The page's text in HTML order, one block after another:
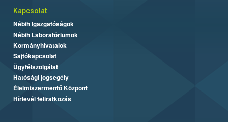
Kapcsolat
Nébih Igazgatóságok
Nébih Laboratóriumok
Kormányhivatalok
Sajtókapcsolat
Ügyfélszolgálat
Hatósági jogsegély
Élelmiszermentő Központ
Hírlevél feliratkozás